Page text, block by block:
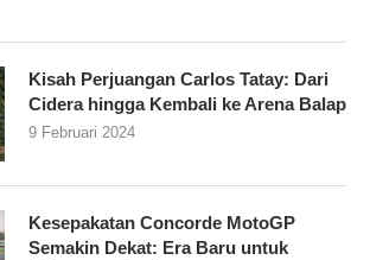
Kisah Perjuangan Carlos Tatay: Dari
Cidera hingga Kembali ke Arena Balap
9 Februari 2024
Kesepakatan Concorde MotoGP
Semakin Dekat: Era Baru untuk